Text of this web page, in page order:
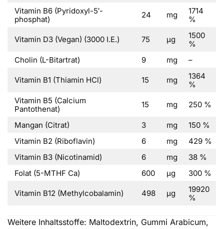
Vitamin B6 (Pyridoxyl-5′-
phosphat)
24 mg
1714
%
Vitamin D3 (Vegan) (3000 I.E.) 75 μg
1500
%
Cholin (L-Bitartrat)
9 mg –
Vitamin B1 (Thiamin HCl) 15 mg
1364
%
Vitamin B5 (Calcium
Pantothenat)
15 mg 250 %
Mangan (Citrat) 3 mg
150 %
Vitamin B2 (Riboflavin)
6 mg
429 %
Vitamin B3 (Nicotinamid)
6 mg
38 %
Folat (5-MTHF Ca)
600 μg 300 %
Vitamin B12 (Methylcobalamin) 498 μg
19920
%
Weitere Inhaltsstoffe: Maltodextrin, Gummi Arabicum,